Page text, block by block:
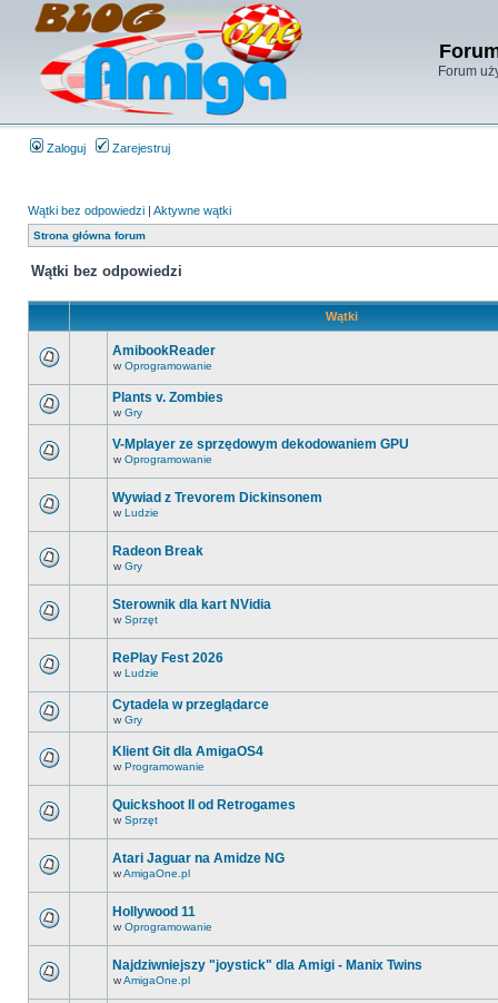
Forum
Zaloguj Zarejestruj
Wątki bez odpowiedzi | Aktywne wątki
Strona główna forum
Wątki bez odpowiedzi
Wątki
AmibookReader
w Oprogramowanie
Plants v. Zombies
w Gry
V-Mplayer ze sprzędowym dekodowaniem GPU
w Oprogramowanie
Wywiad z Trevorem Dickinsonem
w Ludzie
Radeon Break
w Gry
Sterownik dla kart NVidia
w Sprzęt
RePlay Fest 2026
w Ludzie
Cytadela w przeglądarce
w Gry
Klient Git dla AmigaOS4
w Programowanie
Quickshoot II od Retrogames
w Sprzęt
Atari Jaguar na Amidze NG
wAmigaOne.pl
Hollywood 11
w Oprogramowanie
Najdziwniejszy "joystick" dla Amigi - Manix Twins
wAmigaOne.pl